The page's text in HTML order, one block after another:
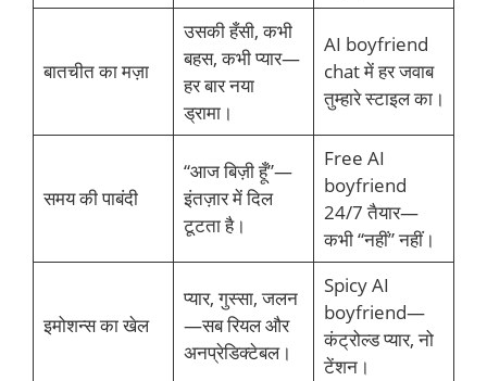
बातचीत का मज़ा
उसकी हँसी, कभी
बहस, कभी प्यार—
हर बार नया
ड्रामा।
AI boyfriend
chat में हर जवाब
तुम्हारे स्टाइल का।
समय की पाबंदी
“आज बिज़ी हूँ”—
इंतज़ार में दिल
टूटता है।
Free AI
boyfriend
24/7 तैयार—
कभी “नहीं” नहीं।
इमोशन्स का खेल
प्यार, गुस्सा, जलन
—सब रियल और
अनप्रेडिक्टेबल।
Spicy AI
boyfriend—
कंट्रोल्ड प्यार, नो
टेंशन।